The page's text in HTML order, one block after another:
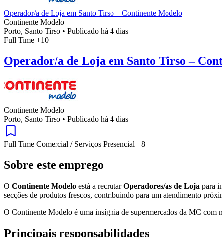
Operador/a de Loja em Santo Tirso – Continente Modelo
Continente Modelo
Porto, Santo Tirso • Publicado há 4 dias
Full Time +10
Operador/a de Loja em Santo Tirso –
Continente Modelo
Porto, Santo Tirso • Publicado há 4 dias
Full Time Comercial / Serviços Presencial +8
Sobre este emprego
O Continente Modelo está a recrutarOperadores/as de Loja para
secções de produtos frescos, contribuindo para um atendimento
O Continente Modelo é uma insígnia de supermercados da MC com
Principais responsabilidades